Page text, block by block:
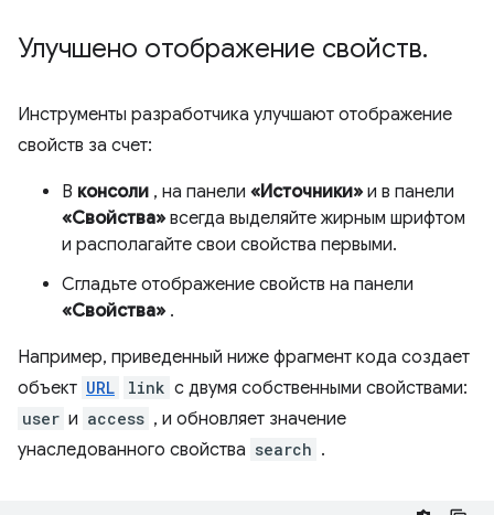
Улучшено отображение свойств.
Инструменты разработчика улучшают отображение
свойств за счет:
В консоли , на панели «Источники» и в панели
«Свойства» всегда выделяйте жирным шрифтом
и располагайте свои свойства первыми.
Сгладьте отображение свойств на панели
«Свойства» .
Например, приведенный ниже фрагмент кода создает
объект URL link с двумя собственными свойствами:
user и access , и обновляет значение
унаследованного свойства search .